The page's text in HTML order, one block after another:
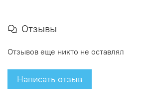
Отзывы
Отзывов еще никто не оставлял
Написать отзыв